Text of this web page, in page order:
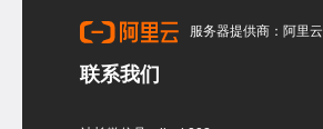
服务器提供商：阿里云
联系我们